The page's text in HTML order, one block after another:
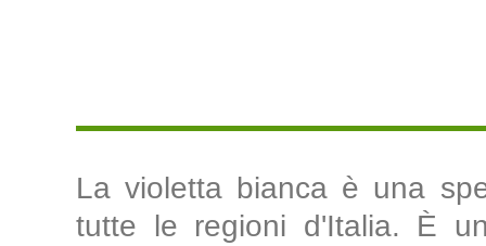
La violetta bianca è una
tutte le regioni d'Italia. È